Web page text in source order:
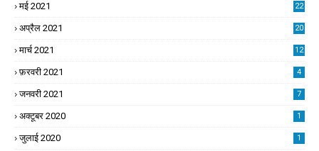
मई 2021 22
अप्रैल 2021 20
मार्च 2021 12
फ़रवरी 2021 4
जनवरी 2021 7
अक्टूबर 2020 1
जुलाई 2020 1